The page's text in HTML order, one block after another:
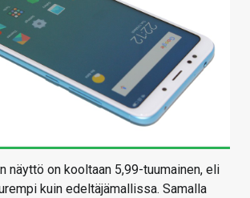
näyttö on kooltaan 5,99-tuumainen, eli
kuin edeltäjämallissa. Samalla